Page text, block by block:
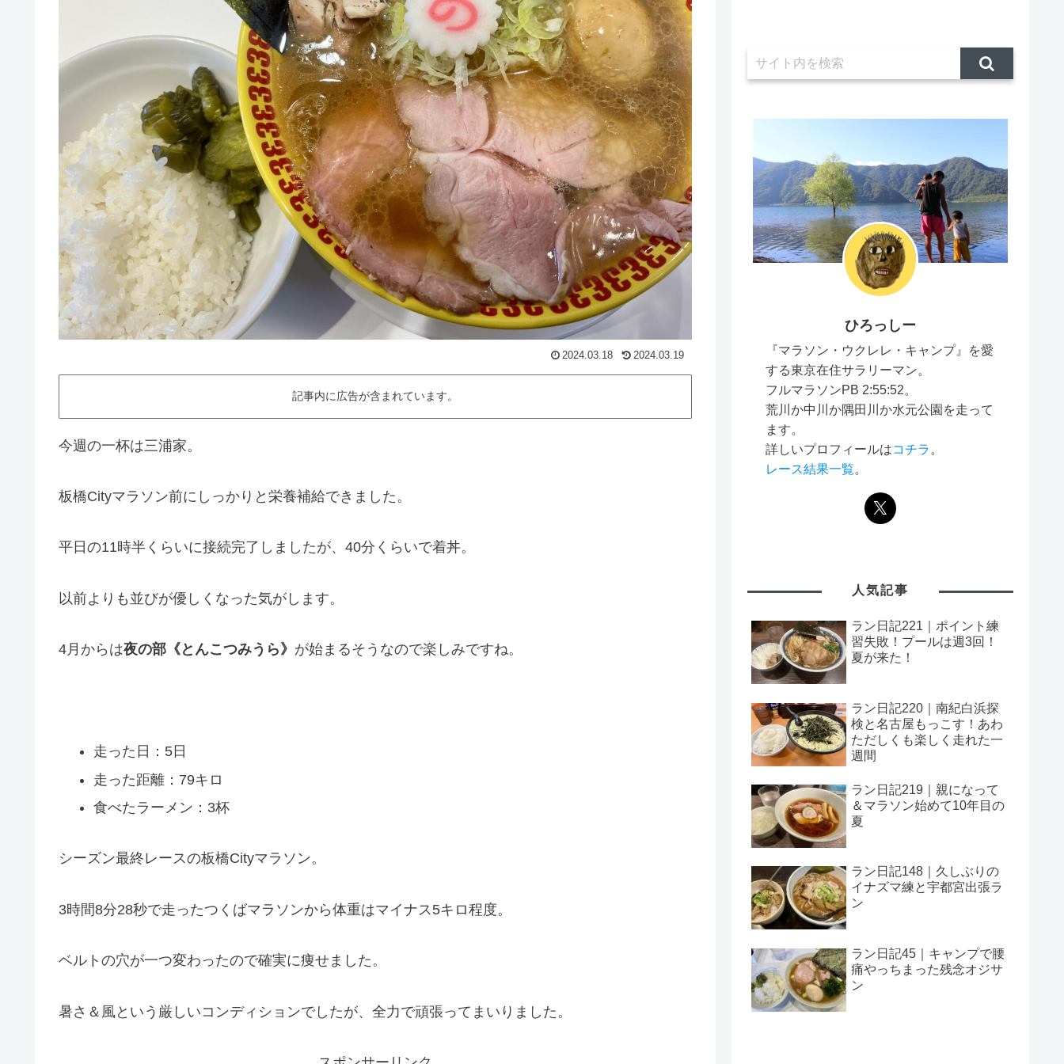
2024.03.18 2024.03.19
記事内に広告が含まれています。
今週の一杯は三浦家。
板橋Cityマラソン前にしっかりと栄養補給できました。
平日の11時半くらいに接続完了しましたが、40分くらいで着丼。
以前よりも並びが優しくなった気がします。
4月からは夜の部《とんこつみうら》 が始まるそうなので楽しみですね。
走った日：5日
走った距離：79キロ
食べたラーメン：3杯
シーズン最終レースの板橋Cityマラソン。
3時間8分28秒で走ったつくばマラソンから体重はマイナス5キロ程度。
ベルトの穴が一つ変わったので確実に痩せました。
暑さ＆風という厳しいコンディションでしたが、全力で頑張ってまいりました。
ひろっしー
『マラソン・ウクレレ・キャンプ』を愛
する東京在住サラリーマン。
フルマラソンPB 2:55:52。
荒川か中川か隅田川か水元公園を走って
ます。
詳しいプロフィールはコチラ 。
レース結果一覧。
人気記事
ラン日記221｜ポイント練
習失敗！プールは週3回！
夏が来た！
ラン日記220｜南紀白浜探
検と名古屋もっこす！あわ
ただしくも楽しく走れた一
週間
ラン日記219｜親になって
＆マラソン始めて10年目の
夏
ラン日記148｜久しぶりの
イナズマ練と宇都宮出張ラ
ン
ラン日記45｜キャンプで腰
痛やっちまった残念オジサ
ン